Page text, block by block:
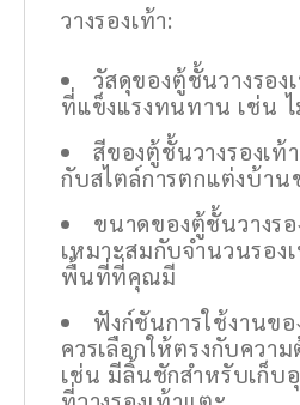
วางรองเท้า:
วัสดุของตู้ชั้นวางรอง
ที่แข็งแรงทนทาน เช่น
สีของตู้ชั้นวางรองเท้
กับสไตล์การตกแต่งบ้า
ขนาดของตู้ชั้นวางรอ
เหมาะสมกับจำนวนรอง
พื้นที่ที่คุณมี
ฟังก์ชันการใช้งานขอ
ควรเลือกให้ตรงกับควา
เช่น มีลิ้นชักสำหรับเก็